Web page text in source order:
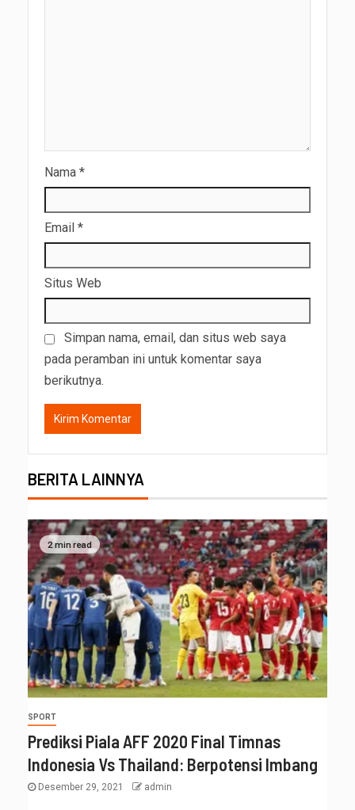
Nama *
Email *
Situs Web
Simpan nama, email, dan situs web saya
pada peramban ini untuk komentar saya
berikutnya.
BERITA LAINNYA
2 min read
SPORT
Prediksi Piala AFF 2020 Final Timnas
Indonesia Vs Thailand: Berpotensi Imbang
Desember 29, 2021 admin